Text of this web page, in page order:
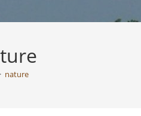
nature